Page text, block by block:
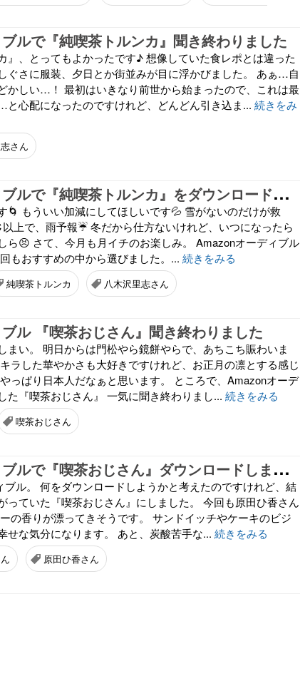
ルで『純喫茶トルンカ』聞き終わりました
』、とってもよかったです♪ 想像していた食レポとは違った
ぐさに服装、夕日とか街並みが目に浮かびました。 あぁ…自
かしい…！ 最初はいきなり前世から始まったので、これは最
心配になったのですけれど、どんどん引き込ま... 続きをみ
さん
A
mazonオーディブルで『純喫茶トルンカ』をダウンロードしました
🌀 もういい加減にしてほしいです💦 雪がないのだけが救
上で、雨予報☔ 冬だから仕方ないけれど、いつになったら
ら😣 さて、今月も月イチのお楽しみ。 Amazonオーディブル
もおすすめの中から選びました。... 続きをみる
純喫茶トルンカ 八木沢里志さん
ル 『喫茶おじさん』聞き終わりました
まい。 明日からは門松やら鏡餅やらで、あちこち賑わいま
ラした華やかさも大好きですけれど、お正月の凛とする感じ
っぱり日本人だなぁと思います。 ところで、Amazonオーデ
た『喫茶おじさん』 一気に聞き終わりまし... 続きをみる
喫茶おじさん
A
mazonオーディブルで『喫茶おじさん』ダウンロードしました
ブル。 何をダウンロードしようかと考えたのですけれど、結
っていた『喫茶おじさん』にしました。 今回も原田ひ香さん
の香りが漂ってきそうです。 サンドイッチやケーキのビジ
せな気分になります。 あと、炭酸苦手な... 続きをみる
原田ひ香さん